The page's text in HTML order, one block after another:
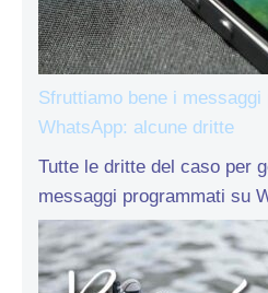
Sfruttiamo bene i messaggi
WhatsApp: alcune dritte
Tutte le dritte del caso per
messaggi programmati su